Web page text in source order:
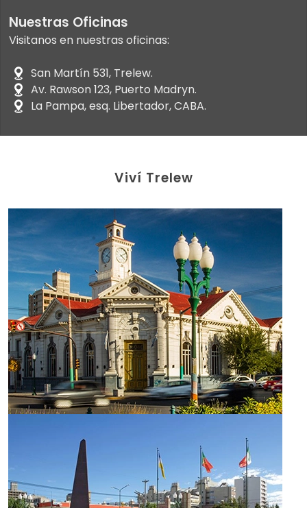
Nuestras Oficinas
Visitanos en nuestras oficinas:
San Martín 531, Trelew.
Av. Rawson 123, Puerto Madryn.
La Pampa, esq. Libertador, CABA.
Viví Trelew